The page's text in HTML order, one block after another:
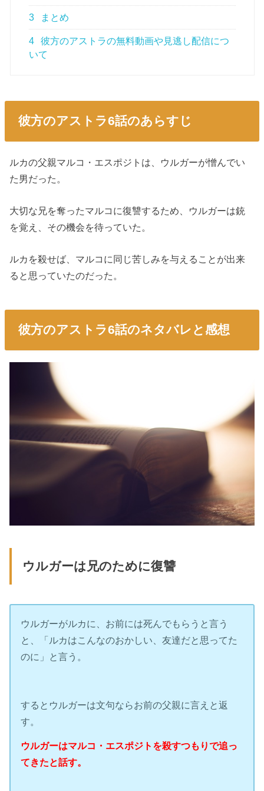
3 まとめ
4
彼方のアストラの無料動画や見逃し配信につ
いて
彼方のアストラ6話のあらすじ
ルカの父親マルコ・エスポジトは、ウルガーが憎んでい
た男だった。
大切な兄を奪ったマルコに復讐するため、ウルガーは銃
を覚え、その機会を待っていた。
ルカを殺せば、マルコに同じ苦しみを与えることが出来
ると思っていたのだった。
彼方のアストラ6話のネタバレと感想
ウルガーは兄のために復讐
ウルガーがルカに、お前には死んでもらうと言う
と、「ルカはこんなのおかしい、友達だと思ってた
のに」と言う。
するとウルガーは文句ならお前の父親に言えと返
す。
ウルガーはマルコ・エスポジトを殺すつもりで追っ
てきたと話す。